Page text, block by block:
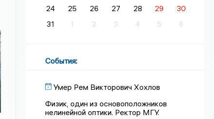
24
25 26 27 28 29
30
31
1 2 3 4 5 6
События:
Умер Рем Викторович Хохлов
Физик, один из основоположников
нелинейной оптики. Ректор МГУ.